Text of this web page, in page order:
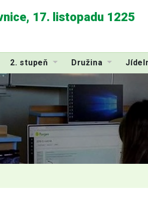
17. listopadu 1225
2. stupeň Družina